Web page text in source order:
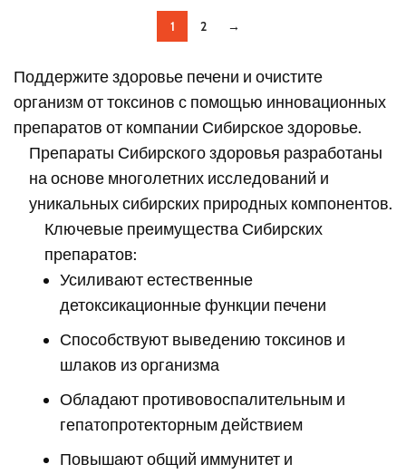
1 2 →
Поддержите здоровье печени и очистите
организм от токсинов с помощью инновационных
препаратов от компании Сибирское здоровье.
Препараты Сибирского здоровья разработаны
на основе многолетних исследований и
уникальных сибирских природных компонентов.
Ключевые преимущества Сибирских
препаратов:
Усиливают естественные
детоксикационные функции печени
Способствуют выведению токсинов и
шлаков из организма
Обладают противовоспалительным и
гепатопротекторным действием
Повышают общий иммунитет и